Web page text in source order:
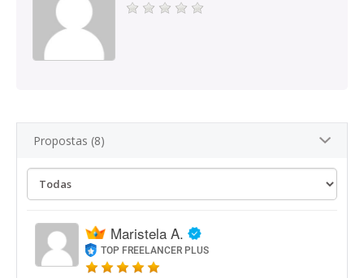
Propostas (8)
Maristela A.
TOP FREELANCER PLUS